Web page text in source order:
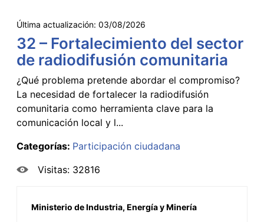
Última actualización: 03/08/2026
32 – Fortalecimiento del sector
de radiodifusión comunitaria
¿Qué problema pretende abordar el compromiso?
La necesidad de fortalecer la radiodifusión
comunitaria como herramienta clave para la
comunicación local y l...
Categorías: Participación ciudadana
Visitas: 32816
Ministerio de Industria, Energía y Minería